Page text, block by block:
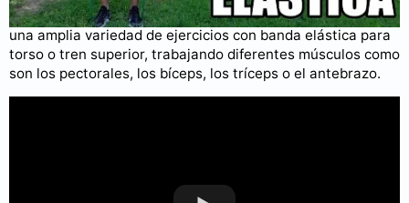
Si buscamos algo más general, en este vídeo mostramos
una amplia variedad de ejercicios con banda elástica para
torso o tren superior, trabajando diferentes músculos como
son los pectorales, los bíceps, los tríceps o el antebrazo.